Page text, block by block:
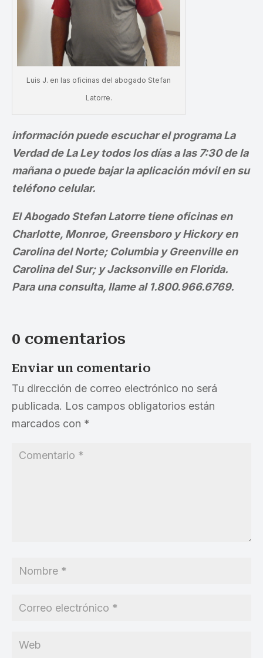
Luis J. en las oficinas del abogado Stefan
Latorre.
información puede escuchar el programa La
Verdad de La Ley todos los días a las 7:30 de la
mañana o puede bajar la aplicación móvil en su
teléfono celular.
El Abogado Stefan Latorre tiene oficinas en
Charlotte, Monroe, Greensboro y Hickory en
Carolina del Norte; Columbia y Greenville en
Carolina del Sur; y Jacksonville en Florida.
Para una consulta, llame al 1.800.966.6769.
0 comentarios
Enviar un comentario
Tu dirección de correo electrónico no será
publicada. Los campos obligatorios están
marcados con *